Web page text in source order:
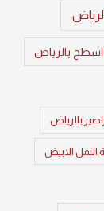
بالرياض
بالرياض
الابيض